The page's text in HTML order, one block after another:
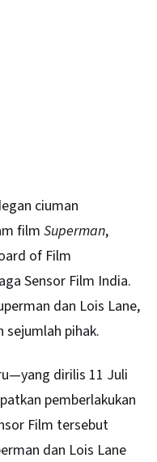
ciuman
film Superman,
of Film
Sensor Film India.
dan Lois Lane,
pihak.
dirilis 11 Juli
pemberlakukan
Film tersebut
dan Lois Lane